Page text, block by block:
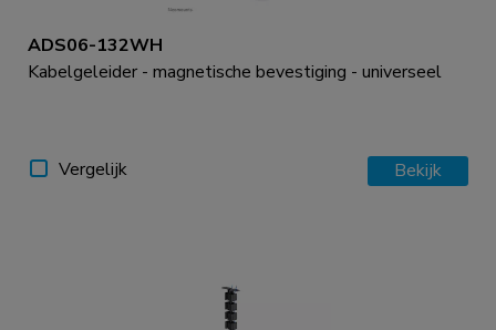
ADS06-132WH
Kabelgeleider - magnetische bevestiging - universeel
Vergelijk Bekijk